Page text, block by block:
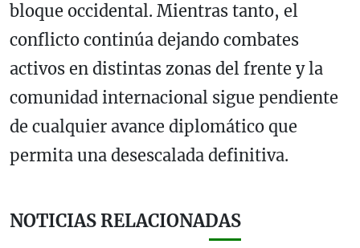
bloque occidental. Mientras tanto, el
conflicto continúa dejando combates
activos en distintas zonas del frente y la
comunidad internacional sigue pendiente
de cualquier avance diplomático que
permita una desescalada definitiva.
NOTICIAS RELACIONADAS